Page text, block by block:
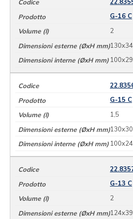
G-16 C
2
G-15 C
1,5
G-13 C
2